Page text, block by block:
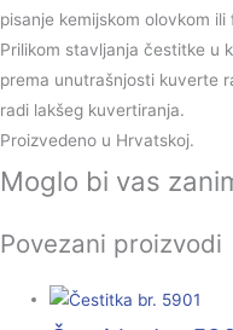
pisanje kemijskom olovkom
Prilikom stavljanja čestitke u
prema unutrašnjosti kuverte
radi lakšeg kuvertiranja.
Proizvedeno u Hrvatskoj.
Moglo bi vas
Povezani proizvodi